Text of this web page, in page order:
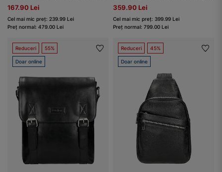
167.90 Lei
Cel mai mic preț: 239.99 Lei
Preț normal: 479.00 Lei
359.90 Lei
Cel mai mic preț: 399.99 Lei
Preț normal: 799.00 Lei
Reduceri 55%
Doar online
Reduceri 45%
Doar online